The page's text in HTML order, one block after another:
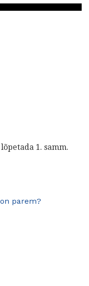
1. samm.
parem?